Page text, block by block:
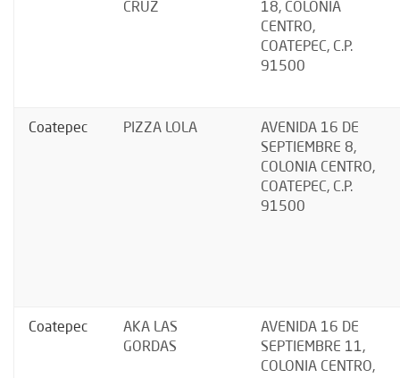
CRUZ
18, COLONIA
CENTRO,
COATEPEC, C.P.
91500
Coatepec PIZZA LOLA
AVENIDA 16 DE
SEPTIEMBRE 8,
COLONIA CENTRO,
COATEPEC, C.P.
91500
Coatepec
AKA LAS
GORDAS
AVENIDA 16 DE
SEPTIEMBRE 11,
COLONIA CENTRO,